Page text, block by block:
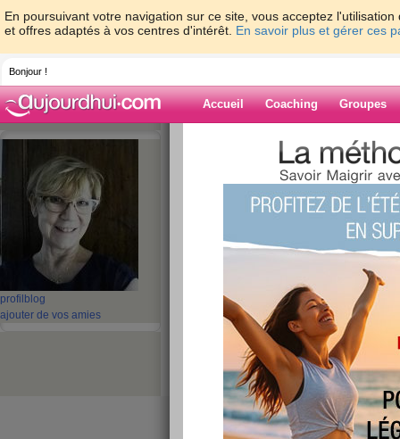
En poursuivant votre navigation sur ce site, vous acceptez
et offres adaptés à vos centres d'intérêt. En savoir plus et gérer ces
Bonjour !
Accueil Coaching Groupes
profil blog
ajouter de vos amies
>
>
Blog de
BOIRE UN PETIT
AGREABLE,
publié le 09/03/2011 à 09:17
Coucou, mes Minettes
êtes toutes en pleine forme,
article un peu long mais qui me